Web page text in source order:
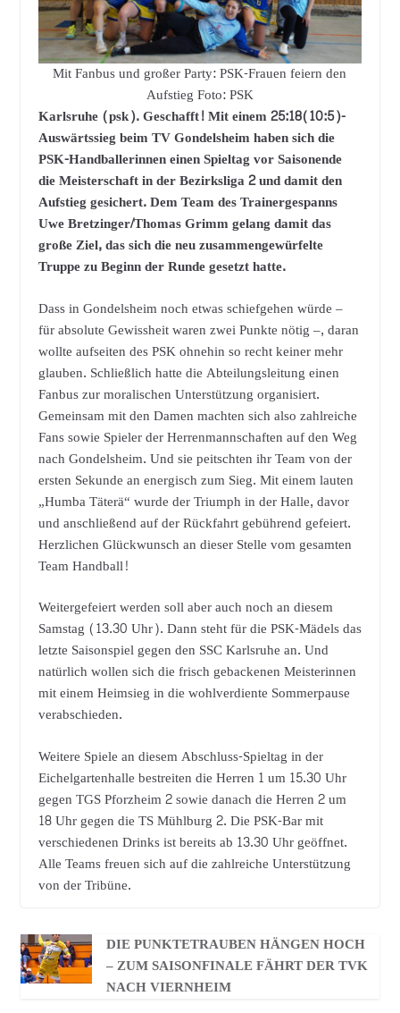
Mit Fanbus und großer Party: PSK-Frauen feiern den
Aufstieg Foto: PSK
Karlsruhe (psk). Geschafft! Mit einem 25:18(10:5)-
Auswärtssieg beim TV Gondelsheim haben sich die
PSK-Handballerinnen einen Spieltag vor Saisonende
die Meisterschaft in der Bezirksliga 2 und damit den
Aufstieg gesichert. Dem Team des Trainergespanns
Uwe Bretzinger/Thomas Grimm gelang damit das
große Ziel, das sich die neu zusammengewürfelte
Truppe zu Beginn der Runde gesetzt hatte.
Dass in Gondelsheim noch etwas schiefgehen würde –
für absolute Gewissheit waren zwei Punkte nötig –, daran
wollte aufseiten des PSK ohnehin so recht keiner mehr
glauben. Schließlich hatte die Abteilungsleitung einen
Fanbus zur moralischen Unterstützung organisiert.
Gemeinsam mit den Damen machten sich also zahlreiche
Fans sowie Spieler der Herrenmannschaften auf den Weg
nach Gondelsheim. Und sie peitschten ihr Team von der
ersten Sekunde an energisch zum Sieg. Mit einem lauten
„Humba Täterä“ wurde der Triumph in der Halle, davor
und anschließend auf der Rückfahrt gebührend gefeiert.
Herzlichen Glückwunsch an dieser Stelle vom gesamten
Team Handball!
Weitergefeiert werden soll aber auch noch an diesem
Samstag (13.30 Uhr). Dann steht für die PSK-Mädels das
letzte Saisonspiel gegen den SSC Karlsruhe an. Und
natürlich wollen sich die frisch gebackenen Meisterinnen
mit einem Heimsieg in die wohlverdiente Sommerpause
verabschieden.
Weitere Spiele an diesem Abschluss-Spieltag in der
Eichelgartenhalle bestreiten die Herren 1 um 15.30 Uhr
gegen TGS Pforzheim 2 sowie danach die Herren 2 um
18 Uhr gegen die TS Mühlburg 2. Die PSK-Bar mit
verschiedenen Drinks ist bereits ab 13.30 Uhr geöffnet.
Alle Teams freuen sich auf die zahlreiche Unterstützung
von der Tribüne.
DIE PUNKTETRAUBEN HÄNGEN HOCH
– ZUM SAISONFINALE FÄHRT DER TVK
NACH VIERNHEIM